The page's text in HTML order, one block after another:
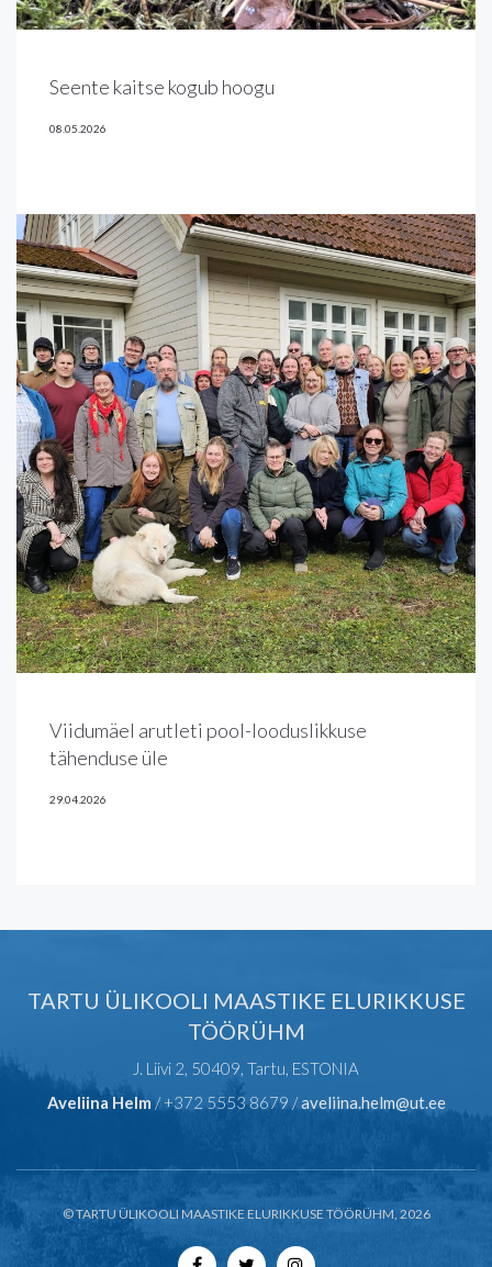
Seente kaitse kogub hoogu
08.05.2026
Viidumäel arutleti pool-looduslikkuse
tähenduse üle
29.04.2026
TARTU ÜLIKOOLI MAASTIKE ELURIKKUSE
TÖÖRÜHM
J. Liivi 2, 50409, Tartu, ESTONIA
Aveliina Helm/ +372 5553 8679 /aveliina.helm@ut.ee
© TARTU ÜLIKOOLI MAASTIKE ELURIKKUSE TÖÖRÜHM, 2026